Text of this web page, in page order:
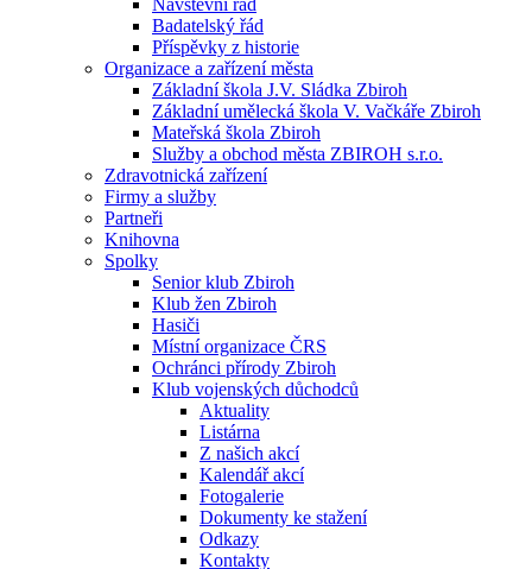
Návštěvní řád
Badatelský řád
Příspěvky z historie
Organizace a zařízení města
Základní škola J.V. Sládka Zbiroh
Základní umělecká škola V. Vačkáře Zbiroh
Mateřská škola Zbiroh
Služby a obchod města ZBIROH s.r.o.
Zdravotnická zařízení
Firmy a služby
Partneři
Knihovna
Spolky
Senior klub Zbiroh
Klub žen Zbiroh
Hasiči
Místní organizace ČRS
Ochránci přírody Zbiroh
Klub vojenských důchodců
Aktuality
Listárna
Z našich akcí
Kalendář akcí
Fotogalerie
Dokumenty ke stažení
Odkazy
Kontakty